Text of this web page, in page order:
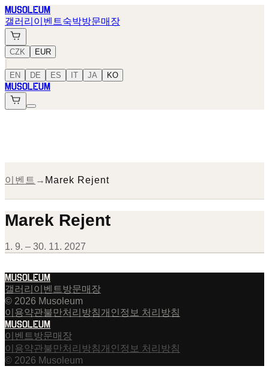
MUSOLEUM
갤러리 이벤트숙박방문매장
CZK EUR
EN DE ES IT JA KO
MUSOLEUM
이벤트 → Marek Rejent
Marek Rejent
1. 9. – 30. 11. 2027
MUSOLEUM
갤러리 이벤트 방문매장
© 2026 Musoleum
이용약관불만처리방침개인정보 처리방침
MUSOLEUM
이벤트 방문매장
이용약관불만처리방침 개인정보 처리방침
© 2026 Musoleum